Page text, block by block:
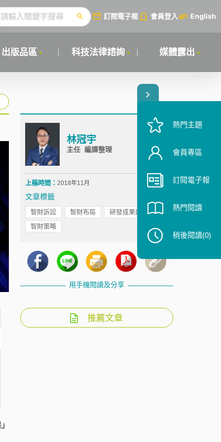
訂閱電子報 會員登入 English
出版品區 科技法律諮詢 媒體露出
林冠宇
主任 編譯整理
上稿時間： 2018年11月
文章標籤
智財訴訟 智財布局
研發成果運用
智財策略
用手機閱讀及分享
推薦文章
熱門主題
會員專區
訂閱電子報
熱門閱讀
稍後閱讀(0)